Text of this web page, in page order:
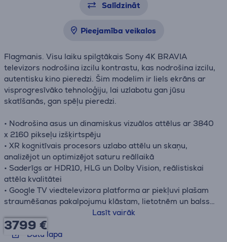
Salīdzināt
Pieejamība veikalos
Flagmanis. Visu laiku spilgtākais Sony 4K BRAVIA
televizors nodrošina izcilu kontrastu, kas nodrošina izcilu,
autentisku kino pieredzi. Šim modelim ir liels ekrāns ar
visprogresīvāko tehnoloģiju, lai uzlabotu gan jūsu
skatīšanās, gan spēļu pieredzi.
• Nodrošina asus un dinamiskus vizuālos attēlus ar 3840
x 2160 pikseļu izšķirtspēju
• XR kognitīvais procesors uzlabo attēlu un skaņu,
analizējot un optimizējot saturu reāllaikā
• Saderīgs ar HDR10, HLG un Dolby Vision, reālistiskai
attēla kvalitātei
• Google TV viedtelevizora platforma ar piekļuvi plašam
straumēšanas pakalpojumu klāstam, lietotnēm un balss
vadībai, izmantojot Google Assistant
• Atbalsta uzlabotas spēļu funkcijas, kā piemēram,
4K/120 Hz, mainīgu atsvaidzes intensitāti (VRR) un
Lasīt vairāk
3799 €
Datu lapa